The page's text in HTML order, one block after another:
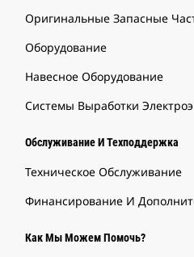
Оригинальные Запасные
Оборудование
Навесное Оборудование
Системы Выработки
Обслуживание И Техподдержка
Техническое Обслуживание
Финансирование И
Как Мы Можем Помочь?